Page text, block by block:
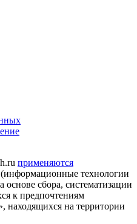
применяются
(информационные технологии
сбора, систематизации
к предпочтениям
находящихся на территории